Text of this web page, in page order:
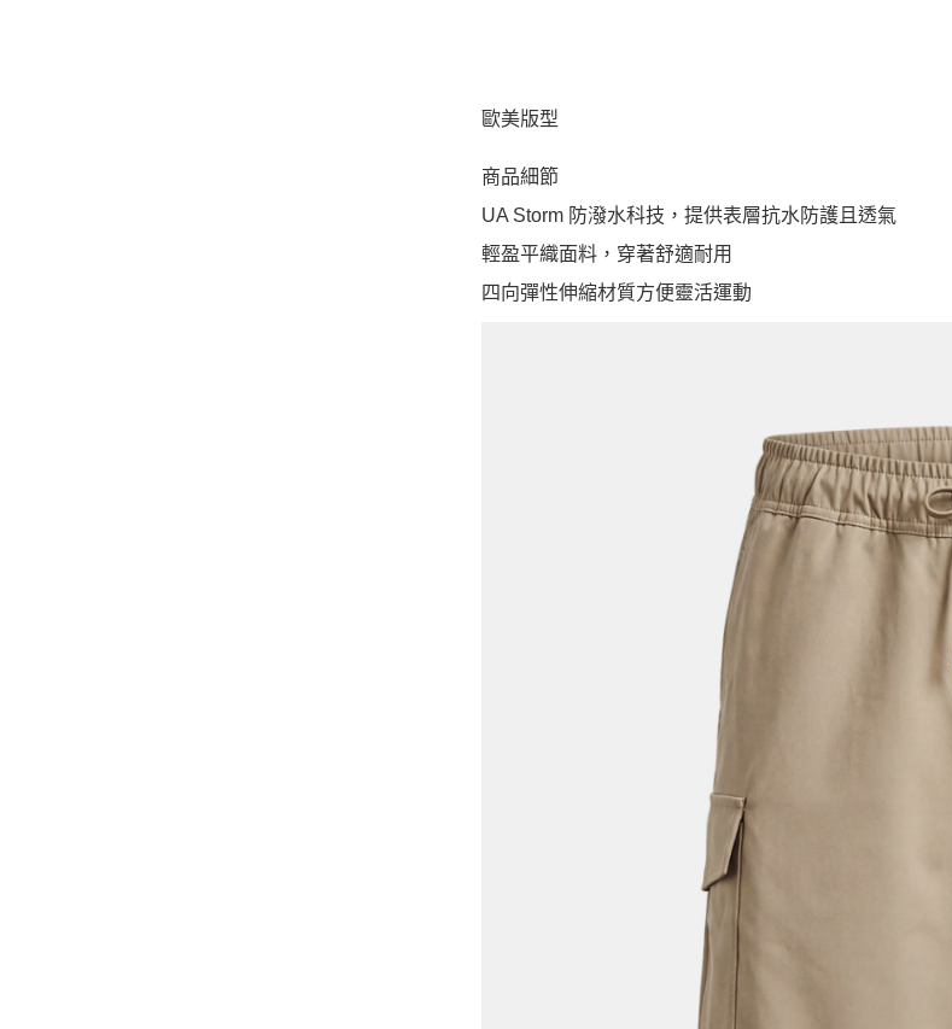
歐美版型
商品細節
UA Storm 防潑水科技，提供表層抗水防護且透氣
輕盈平織面料，穿著舒適耐用
四向彈性伸縮材質方便靈活運動